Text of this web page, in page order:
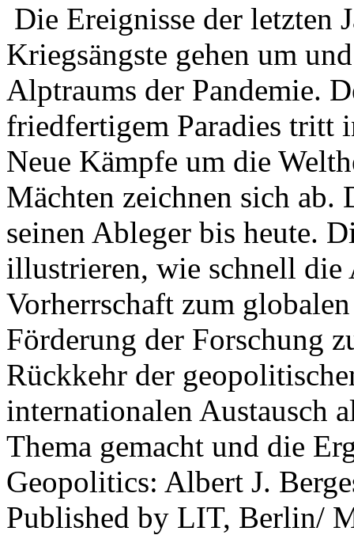
Die Ereignisse der letzten
Kriegsängste gehen um
Alptraums der Pandemie.
friedfertigem Paradies tritt
Neue Kämpfe um die
Mächten zeichnen sich
seinen Ableger bis heute.
illustrieren, wie schnell die
Vorherrschaft zum
Förderung der Forschung
Rückkehr der
internationalen Austausch
Thema gemacht und die
Geopolitics: Albert J.
Published by LIT, Berlin/